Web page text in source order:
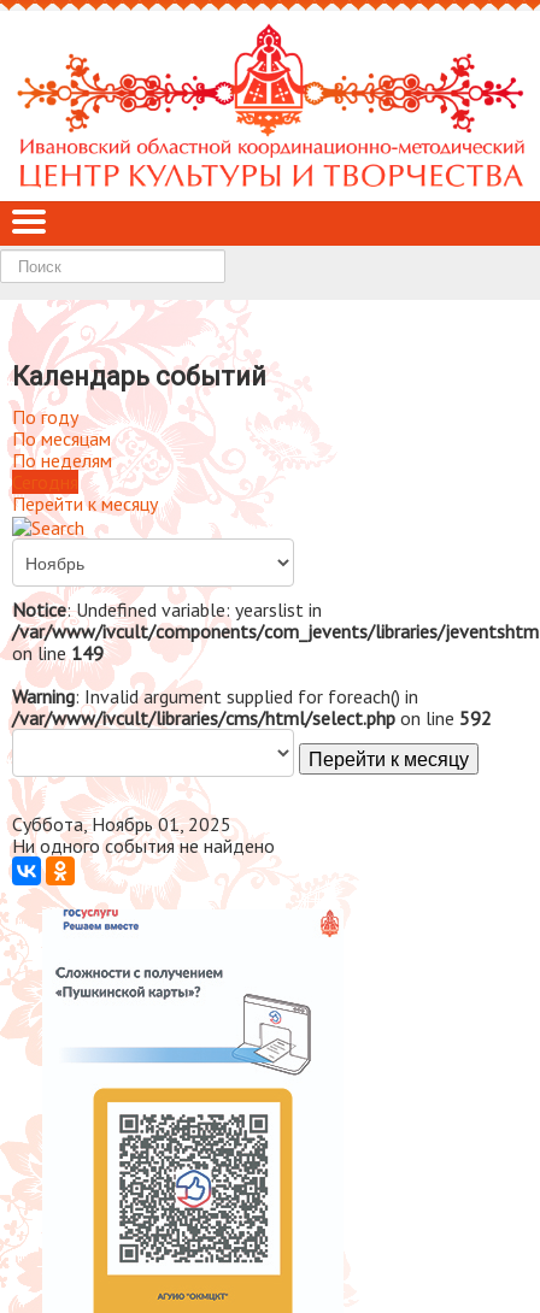
Найти
Календарь событий
По году
По месяцам
По неделям
Перейти к месяцу
Notice: Undefined variable: yearslist in
/var/www/ivcult/components/com_jevents/libraries/
on line 149
Warning: Invalid argument supplied for foreach() in
/var/www/ivcult/libraries/cms/html/select.php on line 592
Перейти к месяцу
Суббота, Ноябрь 01, 2025
Ни одного события не найдено